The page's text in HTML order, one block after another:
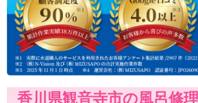
香川県観音寺市の風呂修理